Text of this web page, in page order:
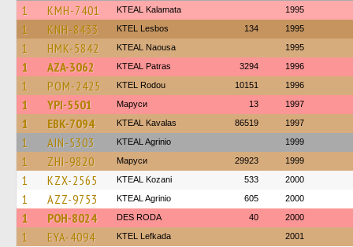
1 KMH-7401 KTEAL Kalamata 1995
1 KNH-8433 KTEL Lesbos 134 1995
1 HMK-5842 KTEAL Naousa 1995
1 AZA-3062 KTEAL Patras 3294 1996
1 POM-2425 ΚΤΕL Rodou 10151 1996
1 YPI-5501 Маруси 13 1997
1 EBK-7094 KTEAL Kavalas 86519 1997
1 AIN-5303 KTEAL Agrinio 1999
1 ZHI-9820 Маруси 29923 1999
1 KZX-2565 KTEAL Kozani 533 2000
1 AZZ-9753 KTEAL Agrinio 605 2000
1 POH-8024 DES RODA 40 2000
1 EYA-4094 KTEL Lefkada 2001